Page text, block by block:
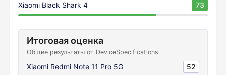
Xiaomi Black Shark 4 73
Итоговая оценка
Общие результаты от DeviceSpecifications
Xiaomi Redmi Note 11 Pro 5G 52